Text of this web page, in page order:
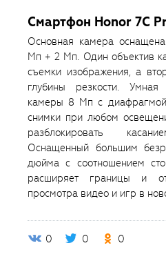
Смартфон Honor 7C
Основная камера
Мп + 2 Мп. Один объектив
съемки изображения, а
глубины резкости.
камеры 8 Мп с диафрагмой
снимки при любом
разблокировать
Оснащенный большим
дюйма с соотношением
расширяет границы и
просмотра видео и игр в
0 0 0